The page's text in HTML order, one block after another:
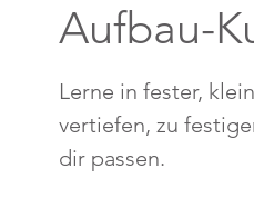
Aufbau-
Lerne in fester,
vertiefen, zu
dir passen.